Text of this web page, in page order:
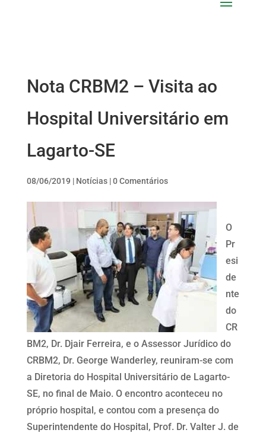
Nota CRBM2 – Visita ao
Hospital Universitário em
Lagarto-SE
08/06/2019 | Notícias|0 Comentários
O
Pr
esi
de
nte
do
CR
BM2, Dr. Djair Ferreira, e o Assessor Jurídico do
CRBM2, Dr. George Wanderley, reuniram-se com
a Diretoria do Hospital Universitário de Lagarto-
SE, no final de Maio. O encontro aconteceu no
próprio hospital, e contou com a presença do
Superintendente do Hospital, Prof. Dr. Valter J. de